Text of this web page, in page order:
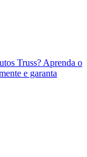
Truss? Aprenda o
e garanta